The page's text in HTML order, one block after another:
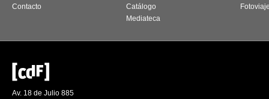
Contacto
Catálogo
Mediateca
Av. 18 de Julio 885